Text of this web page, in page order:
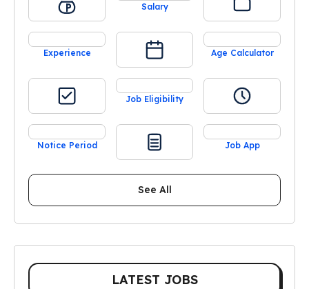
Salary
Experience Age Calculator
Job Eligibility
Notice Period Job App
See All
LATEST JOBS